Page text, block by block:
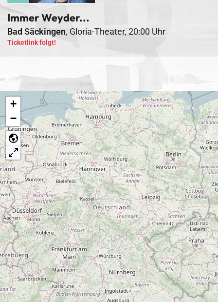
Immer Weyder...
Bad Säckingen, Gloria-Theater, 20:00 Uhr
Ticketlink folgt!
+
−